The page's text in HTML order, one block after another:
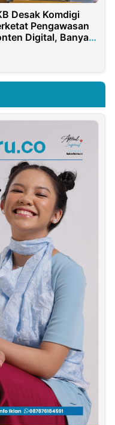
Desak Komdigi
Pengawasan
Digital, Banyak